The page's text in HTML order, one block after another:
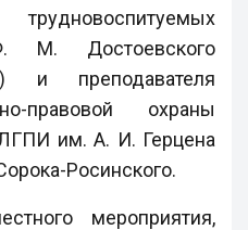
М. Достоевского
и преподавателя
правовой охраны
им. А. И. Герцена
Росинского.
мероприятия,